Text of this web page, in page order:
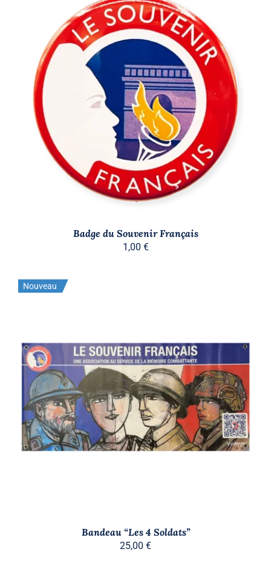
AJOUTER AU PANIER
/
DÉTAILS
Badge du Souvenir Français
1,00 €
Nouveau
AJOUTER AU PANIER
/
DÉTAILS
Bandeau “Les 4 Soldats”
25,00 €